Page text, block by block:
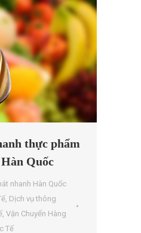
thực phẩm
Quốc
nhanh Hàn Quốc
, Dịch vụ thông
, Vận Chuyển Hàng
Tế